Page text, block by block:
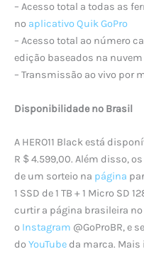
– Acesso total a todas as
no aplicativo Quik GoPro
– Acesso total ao número
edição baseados na nuvem
– Transmissão ao vivo por
Disponibilidade no Brasil
A HERO11 Black está
R＄4.599,00. Além disso,
de um sorteio na página
1 SSD de 1 TB + 1 Micro SD
curtir a página brasileira no
o Instagram @GoProBR, e
doYouTube da marca.